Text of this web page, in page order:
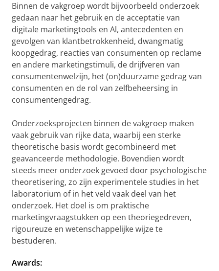
Binnen de vakgroep wordt bijvoorbeeld onderzoek
gedaan naar het gebruik en de acceptatie van
digitale marketingtools en Al, antecedenten en
gevolgen van klantbetrokkenheid, dwangmatig
koopgedrag, reacties van consumenten op reclame
en andere marketingstimuli, de drijfveren van
consumentenwelzijn, het (on)duurzame gedrag van
consumenten en de rol van zelfbeheersing in
consumentengedrag.
Onderzoeksprojecten binnen de vakgroep maken
vaak gebruik van rijke data, waarbij een sterke
theoretische basis wordt gecombineerd met
geavanceerde methodologie. Bovendien wordt
steeds meer onderzoek gevoed door psychologische
theoretisering, zo zijn experimentele studies in het
laboratorium of in het veld vaak deel van het
onderzoek. Het doel is om praktische
marketingvraagstukken op een theoriegedreven,
rigoureuze en wetenschappelijke wijze te
bestuderen.
Awards: